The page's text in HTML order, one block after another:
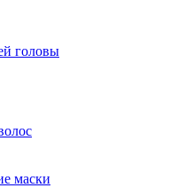
головы
маски